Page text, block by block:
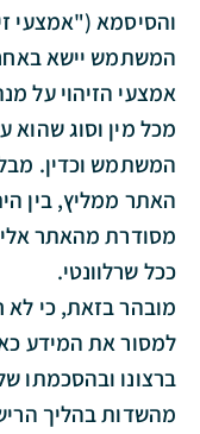
והסיסמא ("אמצעי
המשתמש יישא
אמצעי הזיהוי על
מכל מין וסוג
המשתמש וכדין.
האתר ממליץ, בין
מסודרת מהאתר
ככל שרלוונטי.
מובהר בזאת, כי
למסור את המידע
ברצונו ובהסכמתו
מהשדות בהליך